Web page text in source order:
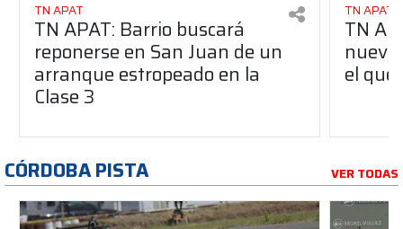
TN APAT
TN APAT: Barrio buscará
reponerse en San Juan de un
arranque estropeado en la
Clase 3
TN APAT
TN
nuevo
el que
CÓRDOBA PISTA VER TODAS